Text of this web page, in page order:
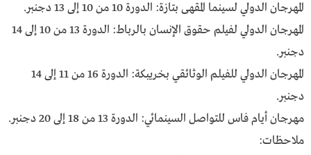
المهرجان الدولي لسينما المقهى بتازة: الدورة 10 من 10 إلى 13 دجنبر.
المهرجان الدولي لفيلم حقوق الإنسان بالرباط: الدورة 13 من 10 إلى 14
دجنبر.
المهرجان الدولي للفيلم الوثائقي بخريبكة: الدورة 16 من 11 إلى 14
دجنبر.
مهرجان أيام فاس للتواصل السينمائي: الدورة 13 من 18 إلى 20 دجنبر.
ملاحظات: